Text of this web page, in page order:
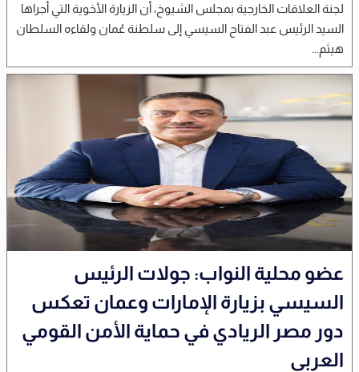
لجنة العلاقات الخارجية بمجلس الشيوخ، أن الزيارة الأخوية التي أجراها
السيد الرئيس عبد الفتاح السيسي إلى سلطنة عُمان ولقاءه السلطان
هيثم...
عضو محلية النواب: جولات الرئيس
السيسي بزيارة الإمارات وعمان تعكس
دور مصر الريادي في حماية الأمن القومي
العربي